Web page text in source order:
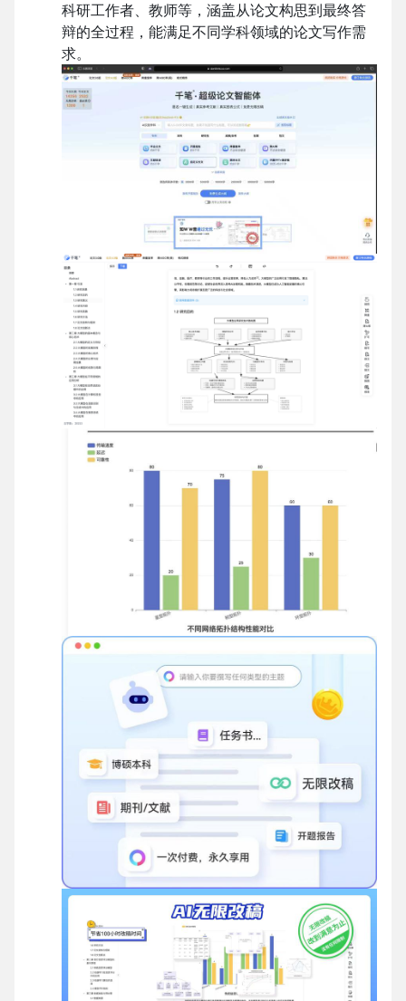
科研工作者、教师等，涵盖从论文构思到最终答
辩的全过程，能满足不同学科领域的论文写作需
求。